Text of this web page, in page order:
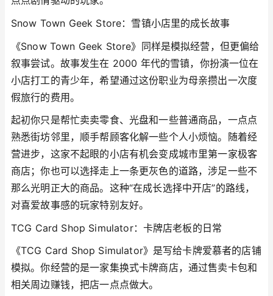
Snow Town Geek Store：雪镇小店里的成长故事
《Snow Town Geek Store》同样是模拟经营，但更偏给
叙事尝试。故事发生在 2000 年代的雪镇，你扮演一位在
小店打工的青少年，希望通过这份职业为母亲攒出一次度
假旅行的费用。
起初你只是帮忙卖卖零食、光盘和一些普通商品，一点点
熟悉街坊邻里，顺手帮顾客化解一些个人小烦恼。随着经
营进步，这家不起眼的小店有机会变成城市里第一家极客
商店；你也可以选择走上一条更灰色的道路，涉足一些不
那么光明正大的商品。这种“在成长选择中开店”的路线，
对喜爱故事感的玩家特别友好。
TCG Card Shop Simulator：卡牌店老板的日常
《TCG Card Shop Simulator》是写给卡牌爱慕者的店铺
模拟。你经营的是一家集换式卡牌商店，通过售卖卡包和
相关周边赚钱，把店一点点做大。